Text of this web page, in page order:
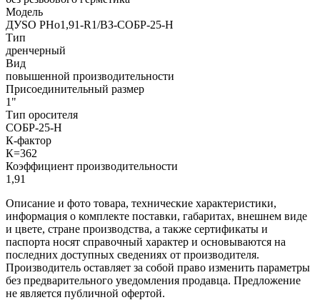
Модель
ДУSO РНо1,91-R1/ВЗ-СОБР-25-Н
Тип
дренчерный
Вид
повышенной производительности
Присоединительный размер
1"
Тип оросителя
СОБР-25-Н
К-фактор
К=362
Коэффициент производительности
1,91
Описание и фото товара, технические характеристики,
информация о комплекте поставки, габаритах, внешнем виде
и цвете, стране производства, а также сертификаты и
паспорта носят справочный характер и основываются на
последних доступных сведениях от производителя.
Производитель оставляет за собой право изменить параметры
без предварительного уведомления продавца. Предложение
не является публичной офертой.